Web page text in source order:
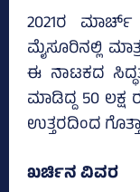
2021ರ ಮಾರ್ಚ್
ಮೈಸೂರಿನಲ್ಲಿ
ಈ ನಾಟಕದ
ಮಾಡಿದ್ದ 50 ಲಕ್ಷ
ಉತ್ತರದಿಂದ
ಖರ್ಚಿನ ವಿವರ